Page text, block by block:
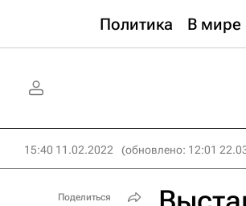
Политика В мире
15:40 11.02.2022 (обновлено: 12:01
Поделиться